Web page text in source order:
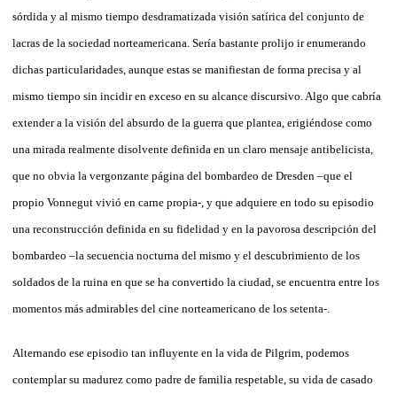
sórdida y al mismo tiempo desdramatizada visión satírica del conjunto de
lacras de la sociedad norteamericana. Sería bastante prolijo ir enumerando
dichas particularidades, aunque estas se manifiestan de forma precisa y al
mismo tiempo sin incidir en exceso en su alcance discursivo. Algo que cabría
extender a la visión del absurdo de la guerra que plantea, erigiéndose como
una mirada realmente disolvente definida en un claro mensaje antibelicista,
que no obvia la vergonzante página del bombardeo de Dresden –que el
propio Vonnegut vivió en carne propia-, y que adquiere en todo su episodio
una reconstrucción definida en su fidelidad y en la pavorosa descripción del
bombardeo –la secuencia nocturna del mismo y el descubrimiento de los
soldados de la ruina en que se ha convertido la ciudad, se encuentra entre los
momentos más admirables del cine norteamericano de los setenta-.
Alternando ese episodio tan influyente en la vida de Pilgrim, podemos
contemplar su madurez como padre de familia respetable, su vida de casado